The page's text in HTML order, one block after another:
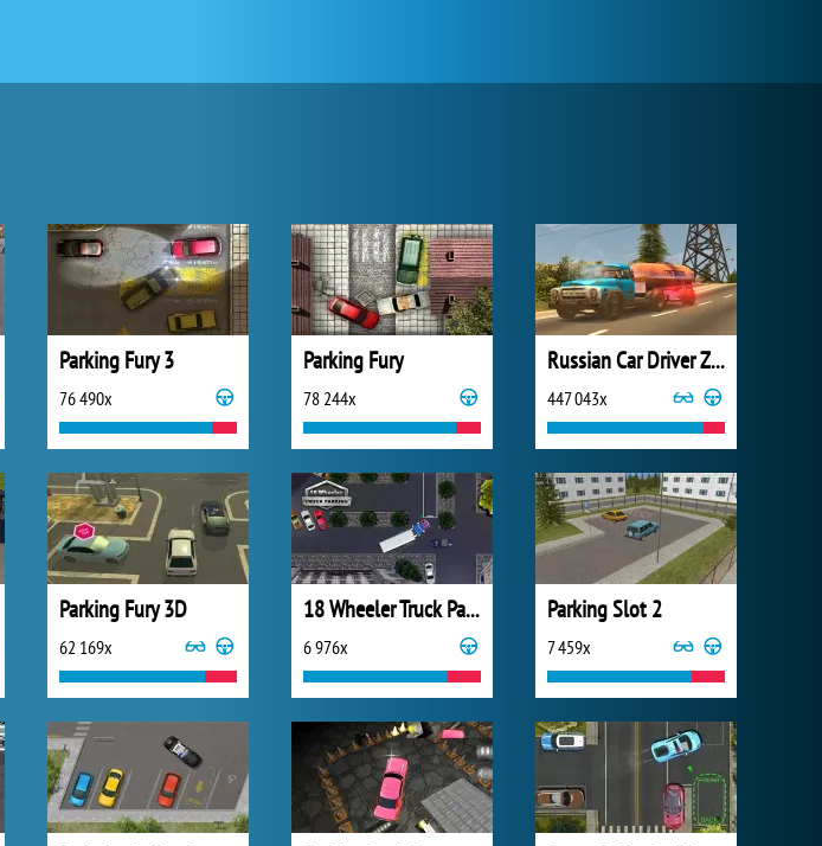
Parking Fury 3
76 490x
Parking Fury
78 244x
Russian Car Driver ZIL 130
447 043x
Parking Fury 3D
62 169x
18 Wheeler Truck Parking
6 976x
Parking Slot 2
7 459x